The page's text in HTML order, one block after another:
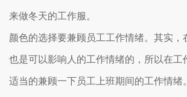
来做冬天的工作服。
颜色的选择要兼顾员工工作情绪。其实，
也是可以影响人的工作情绪的，所以在工
适当的兼顾一下员工上班期间的工作情绪。